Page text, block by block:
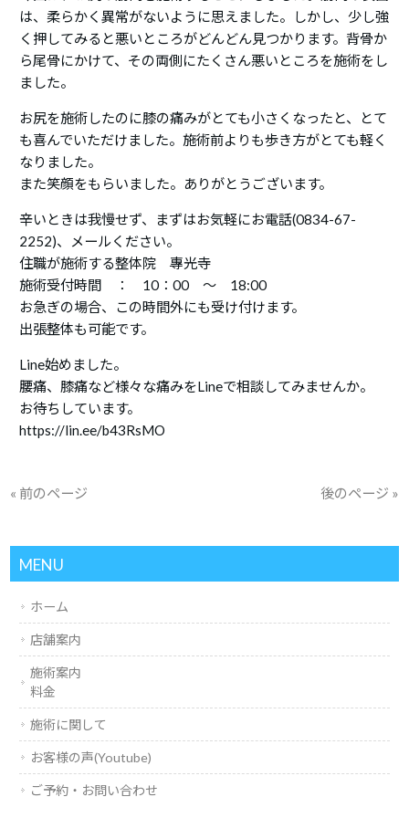
は、柔らかく異常がないように思えました。しかし、少し強
く押してみると悪いところがどんどん見つかります。背骨か
ら尾骨にかけて、その両側にたくさん悪いところを施術をし
ました。
お尻を施術したのに膝の痛みがとても小さくなったと、とて
も喜んでいただけました。施術前よりも歩き方がとても軽く
なりました。
また笑顔をもらいました。ありがとうございます。
辛いときは我慢せず、まずはお気軽にお電話(0834-67-
2252)、メールください。
住職が施術する整体院 專光寺
施術受付時間 ： 10：00 ～ 18:00
お急ぎの場合、この時間外にも受け付けます。
出張整体も可能です。
Line始めました。
腰痛、膝痛など様々な痛みをLineで相談してみませんか。
お待ちしています。
https://lin.ee/b43RsMO
« 前のページ 後のページ »
MENU
ホーム
店舗案内
施術案内
料金
施術に関して
お客様の声(Youtube)
ご予約・お問い合わせ